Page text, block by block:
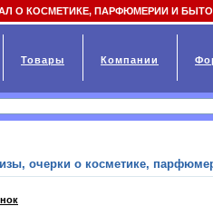
очерки о косметике,
О КОСМЕТИКЕ, ПАРФЮМЕРИИ И
Товары Компании